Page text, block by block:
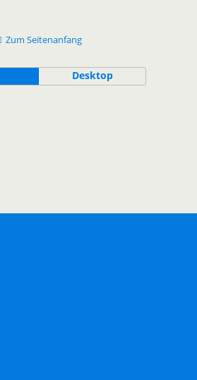
Zum Seitenanfang
Desktop